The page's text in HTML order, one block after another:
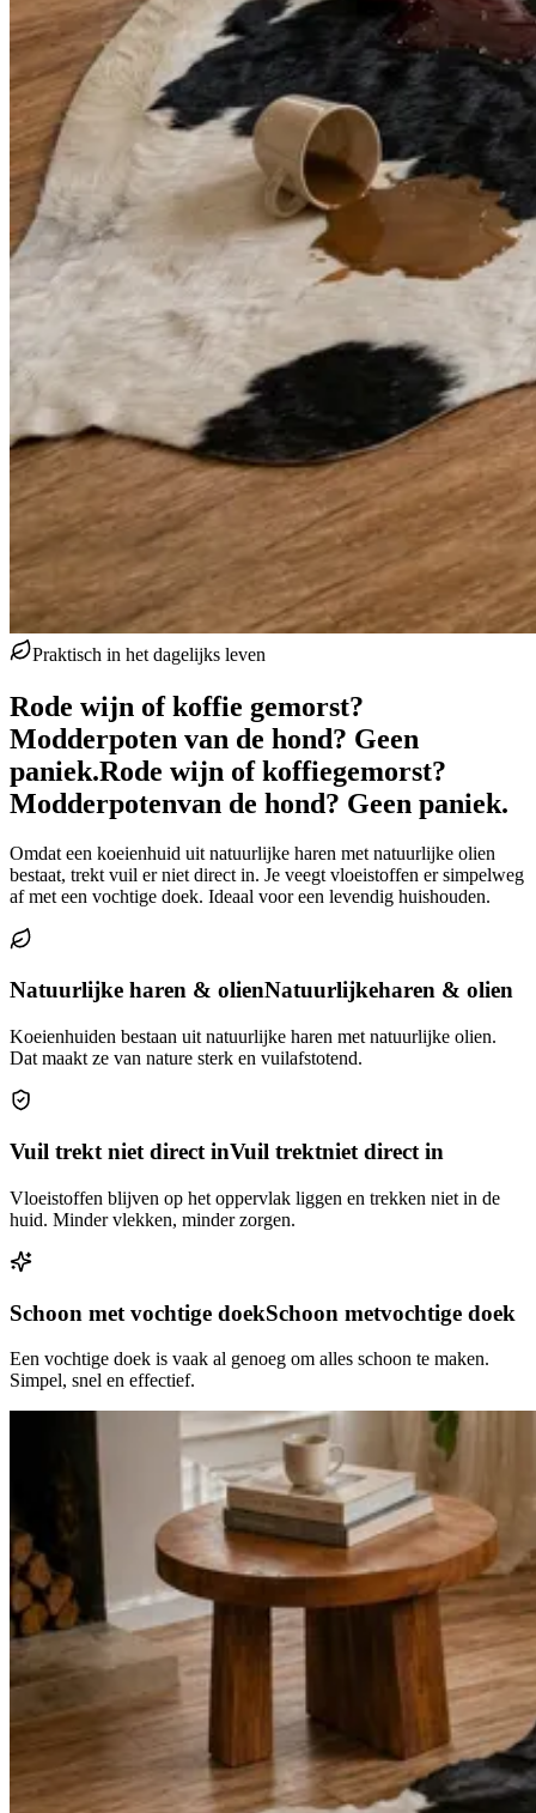
Praktisch in het dagelijks leven
Rode wijn of koffie gemorst?
Modderpoten van de hond? Geen
paniek.Rode wijn of koffiegemorst?
Modderpotenvan de hond? Geen paniek.
Omdat een koeienhuid uit natuurlijke haren met natuurlijke olien
bestaat, trekt vuil er niet direct in. Je veegt vloeistoffen er simpelweg
af met een vochtige doek. Ideaal voor een levendig huishouden.
Natuurlijke haren & olienNatuurlijkeharen & olien
Koeienhuiden bestaan uit natuurlijke haren met natuurlijke olien.
Dat maakt ze van nature sterk en vuilafstotend.
Vuil trekt niet direct inVuil trektniet direct in
Vloeistoffen blijven op het oppervlak liggen en trekken niet in de
huid. Minder vlekken, minder zorgen.
Schoon met vochtige doekSchoon metvochtige doek
Een vochtige doek is vaak al genoeg om alles schoon te maken.
Simpel, snel en effectief.